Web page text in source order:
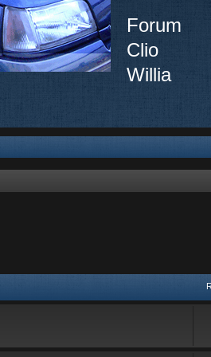
Forum
Clio
Willia